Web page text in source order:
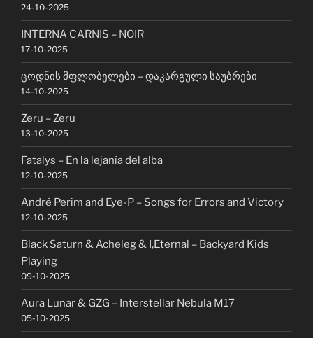
24-10-2025
INTERNA CARNIS – NOIR
17-10-2025
ცოდნის მფლობელები – დაკარგული საუბრები
14-10-2025
Zeru – Zeru
13-10-2025
Fatalys – En la lejanía del alba
12-10-2025
André Perim and Eye-P – Songs for Errors and Victory
12-10-2025
Black Saturn & Acheleg & I,Eternal – Backyard Kids
Playing
09-10-2025
Aura Lunar & GZG – Interstellar Nebula M17
05-10-2025